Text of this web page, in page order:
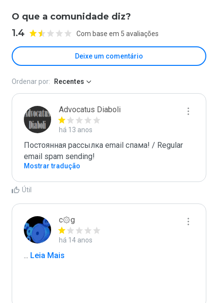
O que a comunidade diz?
1.4 Com base em 5 avaliações
Deixe um comentário
Ordenar por: Recentes
Advocatus Diaboli
há 13 anos
Постоянная рассылка email спама! / Regular
email spam sending!
Mostrar tradução
Útil
c۞g
há 14 anos
... Leia Mais